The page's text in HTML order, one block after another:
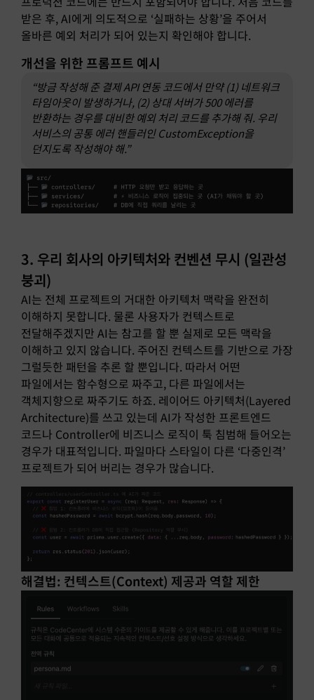
받은 후, AI에게 의도적으로 ‘실패하는 상황’을 주어서
올바른 예외 처리가 되어 있는지 확인해야 합니다.
개선을 위한 프롬프트 예시
“방금 작성해 준 결제 API 연동 코드에서 만약 (1) 네트워크
타임아웃이 발생하거나, (2) 상대 서버가 500 에러를
반환하는 경우를 대비한 예외 처리 코드를 추가해 줘. 우리
서비스의 공통 에러 핸들러인 CustomException을
던지도록 작성해야 해.”
3. 우리 회사의 아키텍처와 컨벤션 무시 (일관성
붕괴)
AI는 전체 프로젝트의 거대한 아키텍처 맥락을 완전히
이해하지 못합니다. 물론 사용자가 컨텍스트로
전달해주겠지만 AI는 참고를 할 뿐 실제로 모든 맥락을
이해하고 있지 않습니다. 주어진 컨텍스트를 기반으로 가장
그럴듯한 패턴을 추론 할 뿐입니다. 따라서 어떤
파일에서는 함수형으로 짜주고, 다른 파일에서는
객체지향으로 짜주기도 하죠. 레이어드 아키텍처(Layered
Architecture)를 쓰고 있는데 AI가 작성한 프론트엔드
코드나 Controller에 비즈니스 로직이 툭 침범해 들어오는
경우가 대표적입니다. 파일마다 스타일이 다른 ‘다중인격’
프로젝트가 되어 버리는 경우가 많습니다.
해결법: 컨텍스트(Context) 제공과 역할 제한